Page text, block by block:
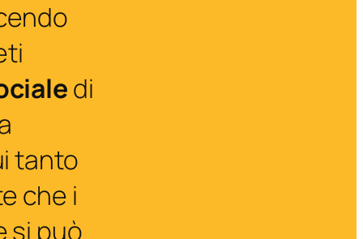
di
tanto
che i
si può